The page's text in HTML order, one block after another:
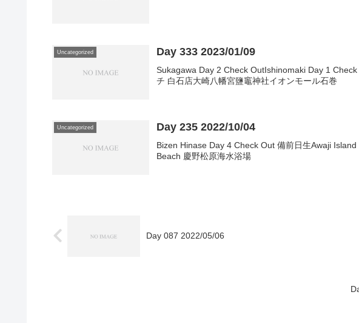
Uncategorized Day 333 2023/01/09
Sukagawa Day 2 Check OutIshinomaki Day 1
チ 白石店大崎八幡宮鹽竈神社イオンモール石巻
Uncategorized Day 235 2022/10/04
Bizen Hinase Day 4 Check Out 備前日生Awaji
Beach 慶野松原海水浴場
Day 087 2022/05/06